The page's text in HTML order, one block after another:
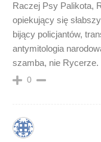
Raczej Psy Palikota,
opiekujący się
bijący policjantów,
antymitologia
szamba, nie Rycerze.
0